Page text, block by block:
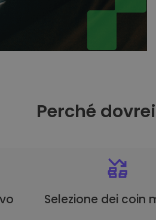
Perché
Selezione dei coin